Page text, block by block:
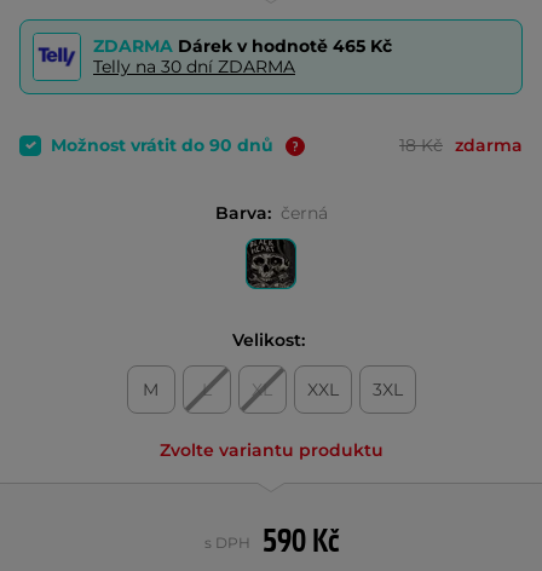
ZDARMA Dárek v hodnotě 465 Kč
Telly na 30 dní ZDARMA
Možnost vrátit do 90 dnů 18 Kč zdarma
Barva: černá
Velikost:
M L XL XXL 3XL
Zvolte variantu produktu
590 Kč
s DPH